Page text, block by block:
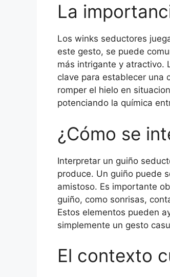
La
Los winks seductores
este gesto, se puede
más intrigante y atractivo.
clave para establecer una
romper el hielo en
potenciando la química
¿Cómo se
Interpretar un guiño
produce. Un guiño puede
amistoso. Es importante
guiño, como sonrisas,
Estos elementos pueden
simplemente un gesto
El contexto